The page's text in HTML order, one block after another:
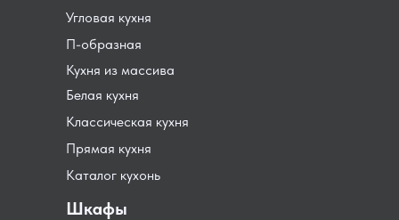
Кухня из массива
Угловая кухня
П-образная
Классическая кухня
Белая кухня
Шкафы
Прямая кухня
Каталог кухонь